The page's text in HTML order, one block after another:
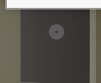
Soulful Spaces - Jotun မှ